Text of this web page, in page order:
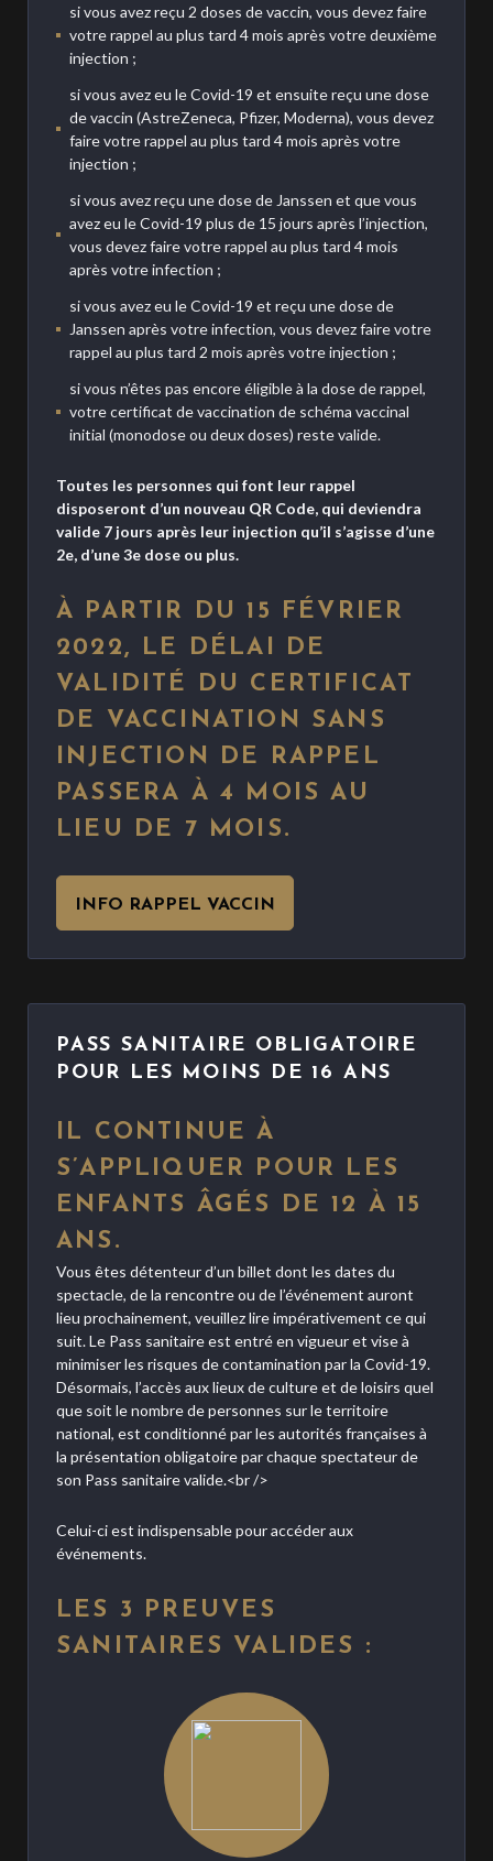
si vous avez reçu 2 doses de vaccin, vous devez faire
votre rappel au plus tard 4 mois après votre deuxième
injection ;
si vous avez eu le Covid-19 et ensuite reçu une dose
de vaccin (AstreZeneca, Pfizer, Moderna), vous devez
faire votre rappel au plus tard 4 mois après votre
injection ;
si vous avez reçu une dose de Janssen et que vous
avez eu le Covid-19 plus de 15 jours après l’injection,
vous devez faire votre rappel au plus tard 4 mois
après votre infection ;
si vous avez eu le Covid-19 et reçu une dose de
Janssen après votre infection, vous devez faire votre
rappel au plus tard 2 mois après votre injection ;
si vous n’êtes pas encore éligible à la dose de rappel,
votre certificat de vaccination de schéma vaccinal
initial (monodose ou deux doses) reste valide.
Toutes les personnes qui font leur rappel
disposeront d’un nouveau QR Code, qui deviendra
valide 7 jours après leur injection qu’il s’agisse d’une
2e, d’une 3e dose ou plus.
À PARTIR DU 15 FÉVRIER
2022, LE DÉLAI DE
VALIDITÉ DU CERTIFICAT
DE VACCINATION SANS
INJECTION DE RAPPEL
PASSERA À 4 MOIS AU
LIEU DE 7 MOIS.
INFO RAPPEL VACCIN
PASS SANITAIRE OBLIGATOIRE
POUR LES MOINS DE 16 ANS
IL CONTINUE À
S’APPLIQUER POUR LES
ENFANTS ÂGÉS DE 12 À 15
ANS.
Vous êtes détenteur d’un billet dont les dates du
spectacle, de la rencontre ou de l’événement auront
lieu prochainement, veuillez lire impérativement ce qui
suit. Le Pass sanitaire est entré en vigueur et vise à
minimiser les risques de contamination par la Covid-19.
Désormais, l’accès aux lieux de culture et de loisirs quel
que soit le nombre de personnes sur le territoire
national, est conditionné par les autorités françaises à
la présentation obligatoire par chaque spectateur de
son Pass sanitaire valide.<br />
Celui-ci est indispensable pour accéder aux
événements.
LES
3 PREUVES
SANITAIRES VALIDES :